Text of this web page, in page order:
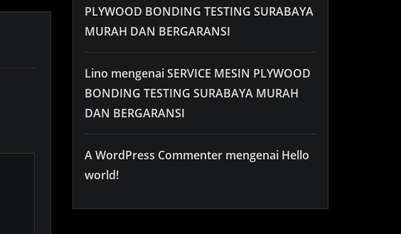
PLYWOOD BONDING TESTING SURABAYA
MURAH DAN BERGARANSI
Lino mengenaiSERVICE MESIN PLYWOOD
BONDING TESTING SURABAYA MURAH
DAN BERGARANSI
A WordPress Commenter mengenai Hello
world!